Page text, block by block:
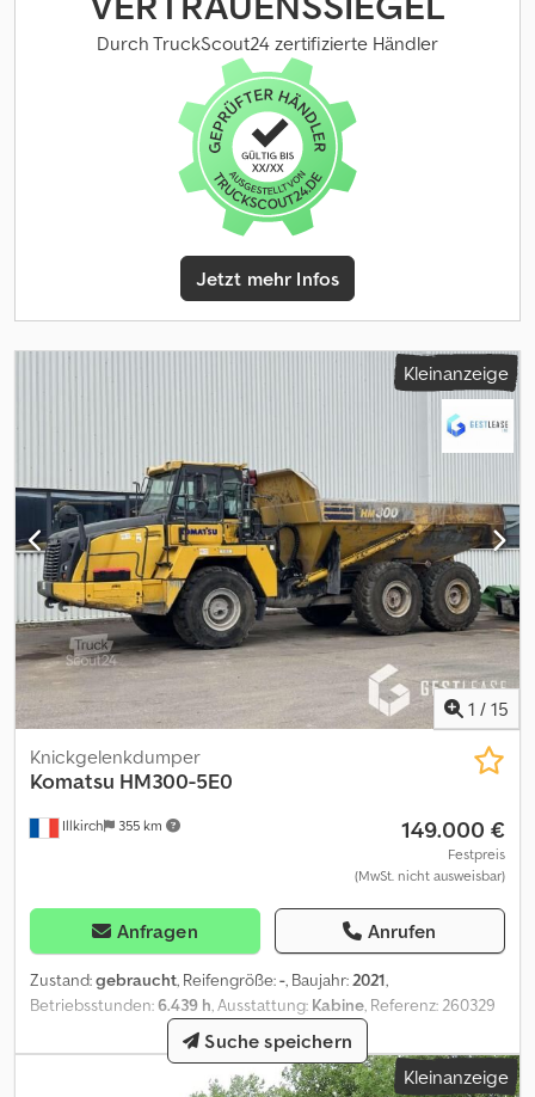
Greifer- u. Hammervorrichtung, Klimaanlage, Betankungspumpe,
Kom Vision Kamera (4x Stück), Betriebsstd.: 740, Fahrzeug kann mit
Werbung beklebt und/oder beschriftet sein. SI87078 Cedpfjzlwq
Ujx Amasrf Unser Angebot ist generell ohne neue TÜV-Abnahme.
Falls neue TÜV-Abnahme erwünscht, unterbreiten wir Ihnen
gerne ein Angebot unserer Partnerwerkstätten! Fahrzeug kann
mit Werbung beklebt und/oder beschriftet sein. Es gelten unsere
allgemeinen Liefer- und Zahlungsbedingungen. Gerne erstellen
wir Ihnen für dieses Objekt ein Finanzierungs- oder
Leasingangebot. Bitte sprechen Sie uns an!
Durch TruckScout24 zertifizierte Händler
Jetzt mehr Infos
Kleinanzeige
1 / 15
Illkirch 355 km
Knickgelenkdumper
Komatsu HM300-5E0
149.000 €
Festpreis
(MwSt. nicht ausweisbar)
Anfragen Anrufen
Zustand:gebraucht, Reifengröße:-, Baujahr:2021,
Betriebsstunden:6.439 h, Ausstattung: Kabine, Referenz: 260329
GEBRAUCHTE MASCHINE Cjdpezq Hhgofx Amaorf =====
KOMATSU HM300-5E0 ===== Referenznummer 260329 |
Herkunft: Frankreich | CE-Zertifizierung Typ: Gelenkkipper Marke:
Kleinanzeige
Suche speichern